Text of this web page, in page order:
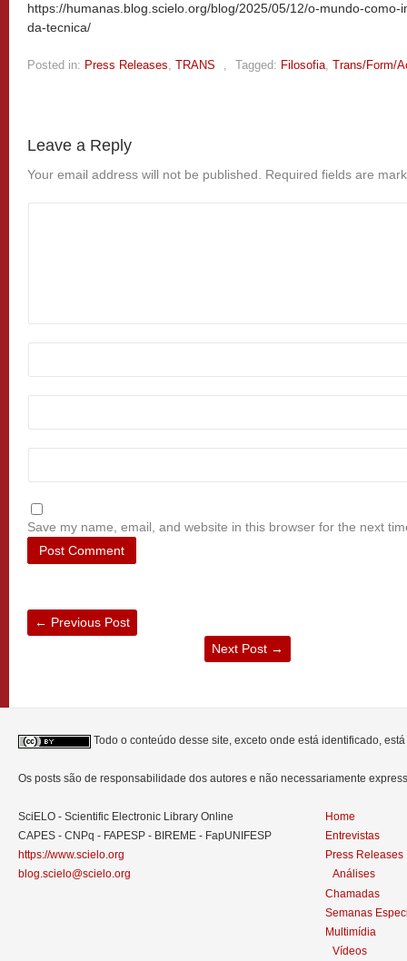
https://humanas.blog.scielo.org/blog/2025/05/12/o-mundo-
da-tecnica/
Posted in: Press Releases, TRANS , Tagged: Filosofia, Trans/Form/
Leave a Reply
Your email address will not be published. Required fields are
Save my name, email, and website in this browser for the next
← Previous Post
Next Post →
Todo o conteúdo desse site, exceto onde está identificado,
Os posts são de responsabilidade dos autores e não necessariamente
SciELO - Scientific Electronic Library Online
CAPES - CNPq - FAPESP - BIREME - FapUNIFESP
https://www.scielo.org
blog.scielo@scielo.org
Home
Entrevistas
Press Releases
Análises
Chamadas
Semanas
Multimídia
Vídeos